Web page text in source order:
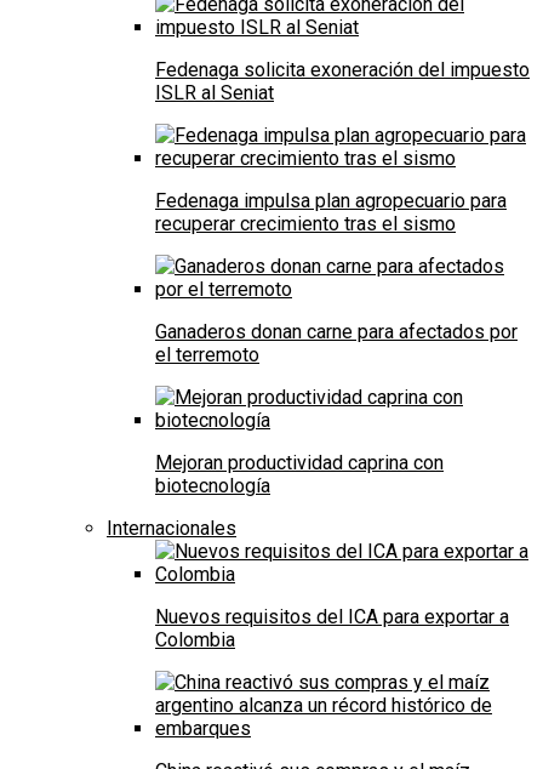
Fedenaga solicita exoneración del impuesto
ISLR al Seniat
Fedenaga impulsa plan agropecuario para
recuperar crecimiento tras el sismo
Ganaderos donan carne para afectados por
el terremoto
Mejoran productividad caprina con
biotecnología
Internacionales
Nuevos requisitos del ICA para exportar a
Colombia